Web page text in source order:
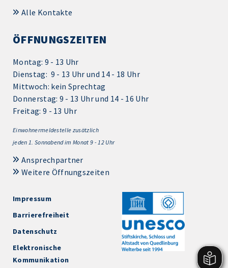
Alle Kontakte
ÖFFNUNGSZEITEN
Montag: 9 - 13 Uhr
Dienstag: 9 - 13 Uhr und 14 - 18 Uhr
Mittwoch: kein Sprechtag
Donnerstag: 9 - 13 Uhr und 14 - 16 Uhr
Freitag: 9 - 13 Uhr
Einwohnermeldestelle zusätzlich
jeden 1. Sonnabend im Monat 9 - 12 Uhr
Ansprechpartner
Weitere Öffnungszeiten
Impressum
Barrierefreiheit
Datenschutz
Elektronische
Kommunikation